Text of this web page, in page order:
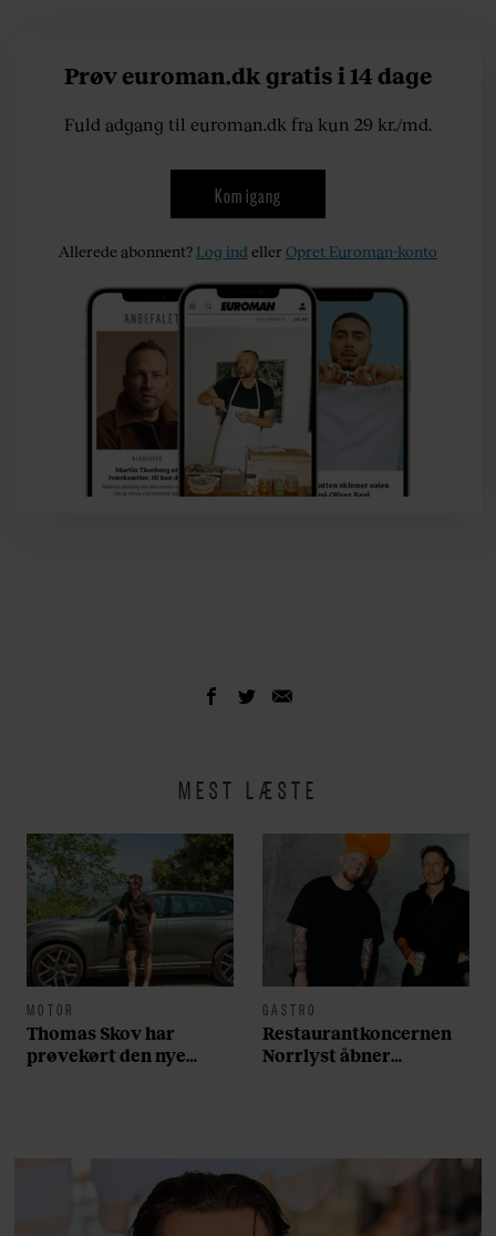
Prøv euroman.dk gratis i 14 dage
Fuld adgang til euroman.dk fra kun 29 kr./md.
Kom igang
Allerede abonnent? Log ind ellerOpret Euroman-konto
MEST LÆSTE
MOTOR
Thomas Skov har
prøvekørt den nye
GASTRO
Restaurantkoncernen
Norrlyst åbner